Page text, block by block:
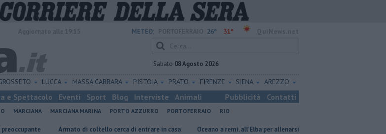
METEO: 26° 31°
Sabato 08 Agosto 2026
LUCCA MASSA CARRARA PISTOIA PRATO FIRENZE SIENA AREZZO
e Spettacolo Eventi Sport Blog Interviste Animali Pubblicità Contatti
MARCIANA MARCIANA MARINA PORTO AZZURRO PORTOFERRAIO RIO
Armato di coltello cerca di entrare in casa Oceano a remi, all'Elba per allenarsi Mola, "troppi rifiuti e barche